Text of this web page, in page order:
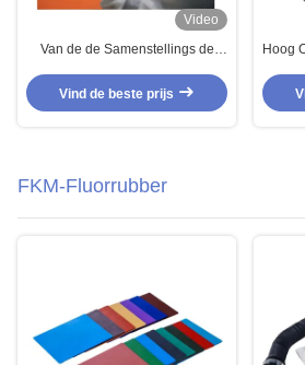
Video
Van de de Samenstellings de
Fluoroelastomer Brandstof
Rubberslang het Vormen
Vind de beste prijs
Hoog
FKM-Fluorrubber